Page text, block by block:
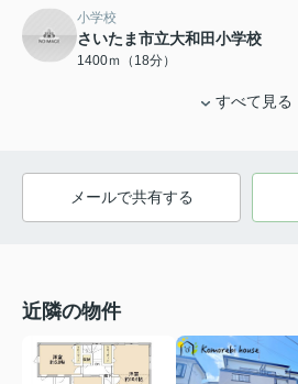
小学校
さいたま市立大和田小学校
1400ｍ（18分）
すべて見る
メールで共有する
近隣の物件